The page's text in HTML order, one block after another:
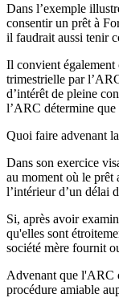
Dans l’exemple
consentir un prêt à
il faudrait aussi tenir
Il convient également
trimestrielle par
d’intérêt de pleine
l’ARC détermine que
Quoi faire advenant
Dans son exercice
au moment où le prêt
l’intérieur d’un délai
Si, après avoir
qu'elles sont
société mère fournit
Advenant que l'ARC
procédure amiable